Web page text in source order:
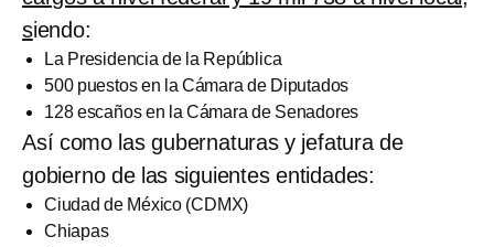
siendo:
La Presidencia de la República
500 puestos en la Cámara de Diputados
128 escaños en la Cámara de Senadores
Así como las gubernaturas y jefatura de
gobierno de las siguientes entidades:
Ciudad de México (CDMX)
Chiapas